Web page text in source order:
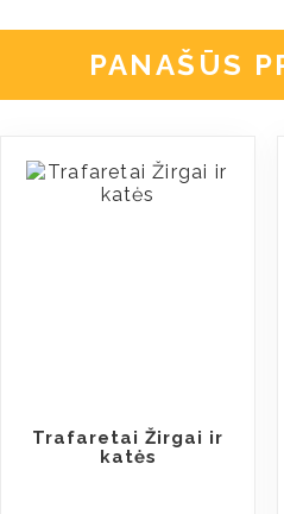
PANAŠŪS
Trafaretai Žirgai ir
katės